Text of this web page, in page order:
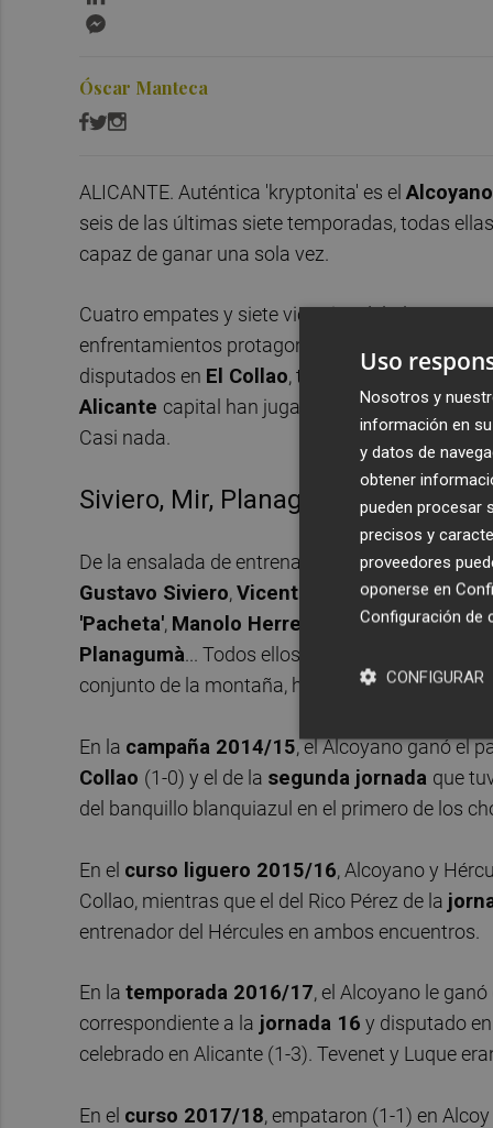
Óscar Manteca
ALICANTE. Auténtica 'kryptonita' es el Alcoyano
seis de las últimas siete temporadas, todas
capaz de ganar una sola vez.
Cuatro empates y siete victorias del Alcoyano
enfrentamientos protagonizados en los últimos
disputados en El Collao, tres han finalizado
Alicante capital han jugado en cinco
Casi nada.
Siviero, Mir, Planagumà y Cubillo,
De la ensalada de entrenadores que ha tenido
Gustavo Siviero,Vicente Mir yDavid Cubillo
'Pacheta', Manolo Herrero Luis García
Planagumà... Todos ellos saben bien lo mal
conjunto de la montaña, han perdido al menos
En la campaña 2014/15, el Alcoyano ganó el
Collao (1-0) y el de la segunda jornada que
del banquillo blanquiazul en el primero de los
En el curso liguero 2015/16, Alcoyano y
Collao, mientras que el del Rico Pérez de la
entrenador del Hércules en ambos encuentros.
En la temporada 2016/17, el Alcoyano le
correspondiente a la jornada 16 y disputado
celebrado en Alicante (1-3). Tevenet y Luque
En el curso 2017/18, empataron (1-1) en Alcoy
Uso
Nosotros y
información en
y datos de
obtener
pueden procesar
precisos y
proveedores
oponerse en
Configuración de
CONFIGURAR